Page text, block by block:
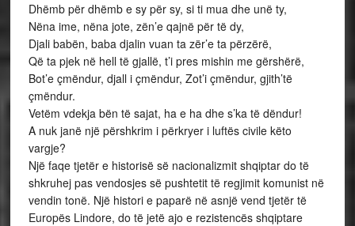
Dhëmb për dhëmb e sy për sy, si ti mua dhe unë ty,
Nëna ime, nëna jote, zën’e qajnë për të dy,
Djali babën, baba djalin vuan ta zër’e ta përzërë,
Që ta pjek në hell të gjallë, t’i pres mishin me gërshërë,
Bot’e çmëndur, djall i çmëndur, Zot’i çmëndur, gjith’të
çmëndur.
Vetëm vdekja bën të sajat, ha e ha dhe s’ka të dëndur!
A nuk janë një përshkrim i përkryer i luftës civile këto
vargje?
Një faqe tjetër e historisë së nacionalizmit shqiptar do të
shkruhej pas vendosjes së pushtetit të regjimit komunist në
vendin tonë. Një histori e paparë në asnjë vend tjetër të
Europës Lindore, do të jetë ajo e rezistencës shqiptare